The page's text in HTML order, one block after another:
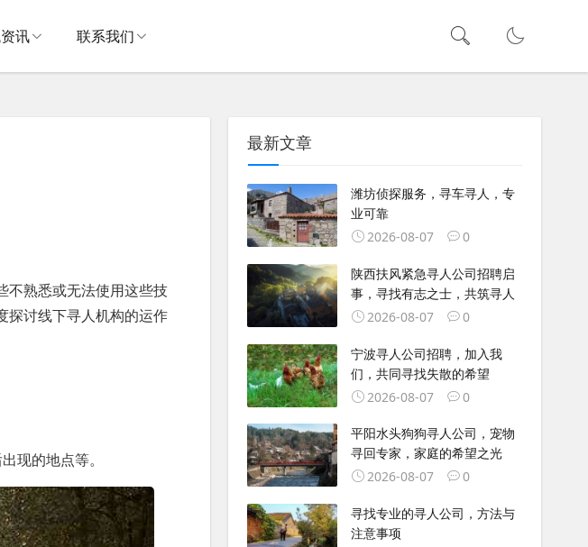
讯 联系我们
不熟悉或无法使用这些技
探讨线下寻人机构的运作
现的地点等。
最新文章
潍坊侦探服务，寻车寻人，专
业可靠
2026-08-07
0
陕西扶风紧急寻人公司招聘启
事，寻找有志之士，共筑寻人
2026-08-07
0
宁波寻人公司招聘，加入我
们，共同寻找失散的希望
2026-08-07
0
平阳水头狗狗寻人公司，宠物
寻回专家，家庭的希望之光
2026-08-07
0
寻找专业的寻人公司，方法与
注意事项